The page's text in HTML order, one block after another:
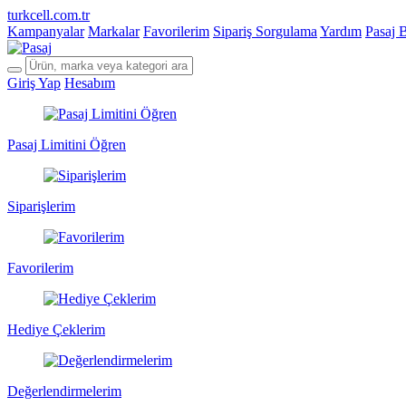
turkcell.com.tr
Kampanyalar Markalar Favorilerim Sipariş Sorgulama Yardım Pasaj
Giriş Yap Hesabım
Pasaj Limitini Öğren
Siparişlerim
Favorilerim
Hediye Çeklerim
Değerlendirmelerim